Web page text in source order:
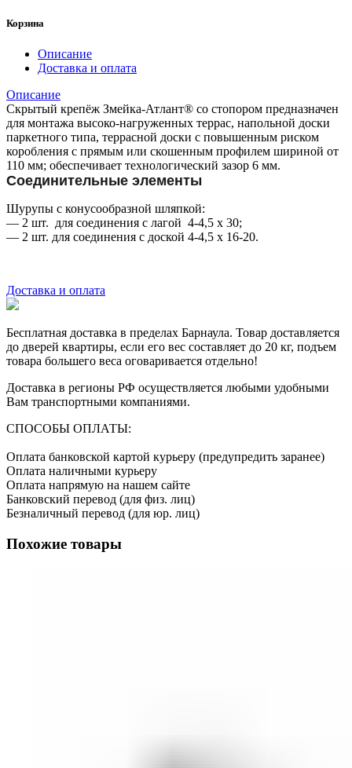
Корзина
Описание
Доставка и оплата
Описание
Скрытый крепёж Змейка-Атлант® со стопором предназначен
для монтажа высоко-нагруженных террас, напольной доски
паркетного типа, террасной доски с повышенным риском
коробления с прямым или скошенным профилем шириной от
110 мм; обеспечивает технологический зазор 6 мм.
Соединительные элементы
Шурупы с конусообразной шляпкой:
— 2 шт. для соединения с лагой 4-4,5 х 30;
— 2 шт. для соединения с доской 4-4,5 х 16-20.
Доставка и оплата
Бесплатная доставка в пределах Барнаула. Товар доставляется
до дверей квартиры, если его вес составляет до 20 кг, подъем
товара большего веса оговаривается отдельно!
Доставка в регионы РФ осуществляется любыми удобными
Вам транспортными компаниями.
СПОСОБЫ ОПЛАТЫ:
Оплата банковской картой курьеру (предупредить заранее)
Оплата наличными курьеру
Оплата напрямую на нашем сайте
Банковский перевод (для физ. лиц)
Безналичный перевод (для юр. лиц)
Похожие товары